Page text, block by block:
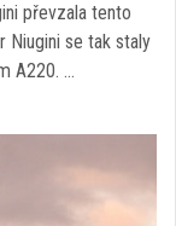
převzala tento
Niugini se tak staly
A220. …